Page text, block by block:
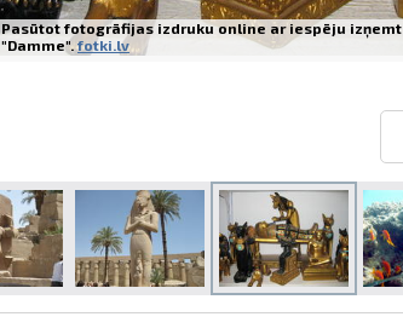
Pasūtot fotogrāfijas izdruku online ar iespēju izņemt
"Damme". fotki.lv